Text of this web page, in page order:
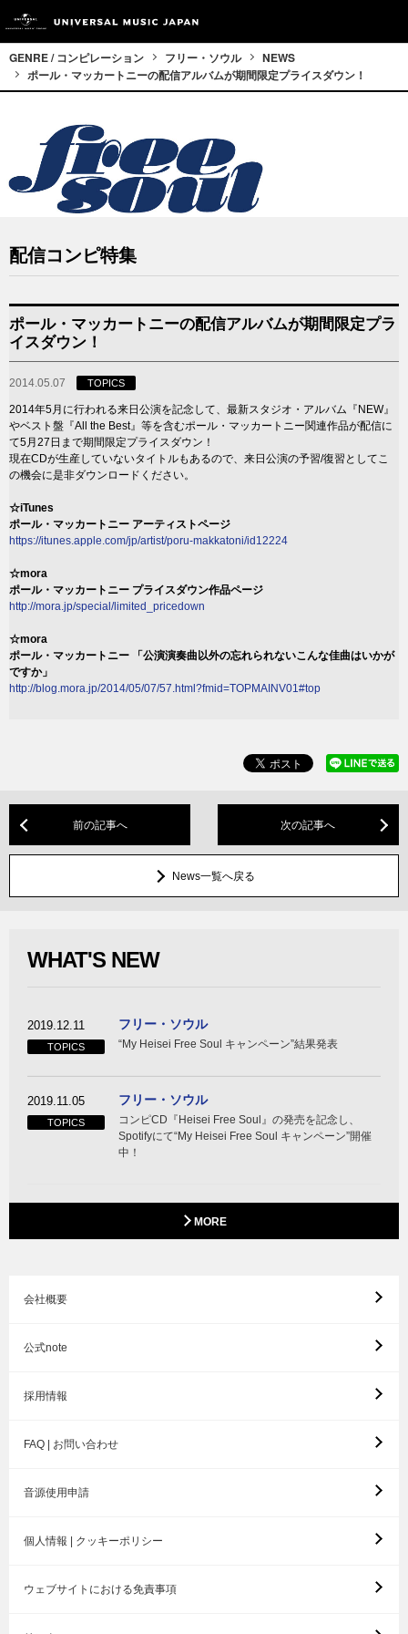
GENRE / コンピレーション フリー・ソウル
NEWS
ポール・マッカートニーの配信アルバムが期間限定プライスダウン！
配信コンピ特集
ポール・マッカートニーの配信アルバムが期間限定プラ
イスダウン！
2014.05.07 TOPICS
2014年5月に行われる来日公演を記念して、最新スタジオ・アルバム『NEW』
やベスト盤『All the Best』等を含むポール・マッカートニー関連作品が配信に
て5月27日まで期間限定プライスダウン！
現在CDが生産していないタイトルもあるので、来日公演の予習/復習としてこ
の機会に是非ダウンロードください。
☆iTunes
ポール・マッカートニー アーティストページ
https://itunes.apple.com/jp/artist/poru-makkatoni/id12224
☆mora
ポール・マッカートニー プライスダウン作品ページ
http://mora.jp/special/limited_pricedown
☆mora
ポール・マッカートニー 「公演演奏曲以外の忘れられないこんな佳曲はいかが
ですか」
http://blog.mora.jp/2014/05/07/57.html?fmid=TOPMAINV01#top
前の記事へ 次の記事へ
News一覧へ戻る
WHAT'S NEW
2019.12.11
TOPICS
フリー・ソウル
“My Heisei Free Soul キャンペーン”結果発表
2019.11.05
TOPICS
フリー・ソウル
コンピCD『Heisei Free Soul』の発売を記念し、
Spotifyにて“My Heisei Free Soul キャンペーン”開催
中！
MORE
会社概要
公式note
採用情報
FAQ | お問い合わせ
音源使用申請
個人情報 | クッキーポリシー
ウェブサイトにおける免責事項